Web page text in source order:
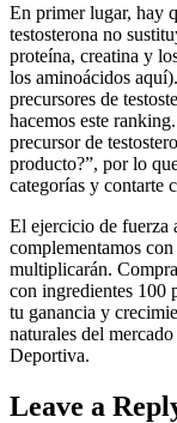
En primer lugar, hay
testosterona no
proteína, creatina y
los aminoácidos
precursores de
hacemos este
precursor de
producto?”, por lo
categorías y contarte
El ejercicio de fuerza
complementamos
multiplicarán.
con ingredientes 100
tu ganancia y
naturales del
Deportiva.
Leave a